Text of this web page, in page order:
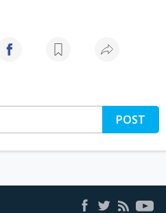
POST